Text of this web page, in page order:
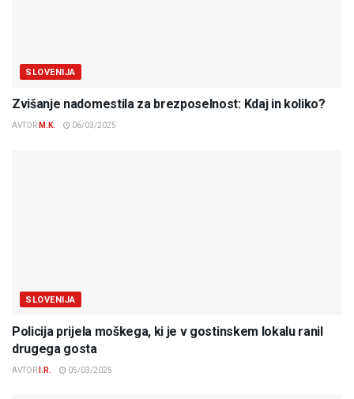
SLOVENIJA
Zvišanje nadomestila za brezposelnost: Kdaj in koliko?
AVTOR M.K. 06/03/2025
SLOVENIJA
Policija prijela moškega, ki je v gostinskem lokalu ranil
drugega gosta
AVTOR I.R. 05/03/2025